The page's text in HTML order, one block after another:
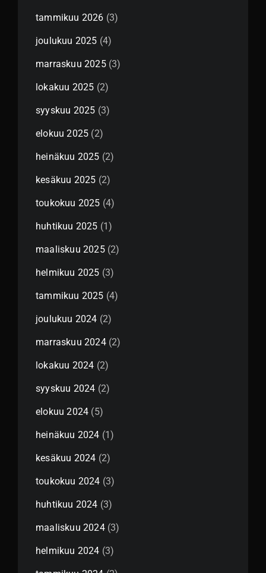
tammikuu 2026 (3)
joulukuu 2025 (4)
marraskuu 2025(3)
lokakuu 2025 (2)
syyskuu 2025 (3)
elokuu 2025 (2)
heinäkuu 2025 (2)
kesäkuu 2025 (2)
toukokuu 2025 (4)
huhtikuu 2025 (1)
maaliskuu 2025(2)
helmikuu 2025 (3)
tammikuu 2025 (4)
joulukuu 2024 (2)
marraskuu 2024(2)
lokakuu 2024 (2)
syyskuu 2024 (2)
elokuu 2024 (5)
heinäkuu 2024 (1)
kesäkuu 2024 (2)
toukokuu 2024 (3)
huhtikuu 2024 (3)
maaliskuu 2024(3)
helmikuu 2024 (3)